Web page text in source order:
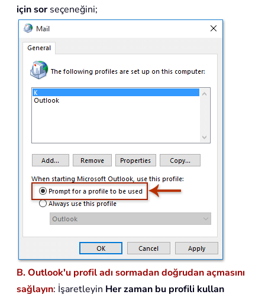
için sorseçeneğini;
B. Outlook'u profil adı sormadan doğrudan açmasını
sağlayın: İşaretleyin Her zaman bu profili kullan